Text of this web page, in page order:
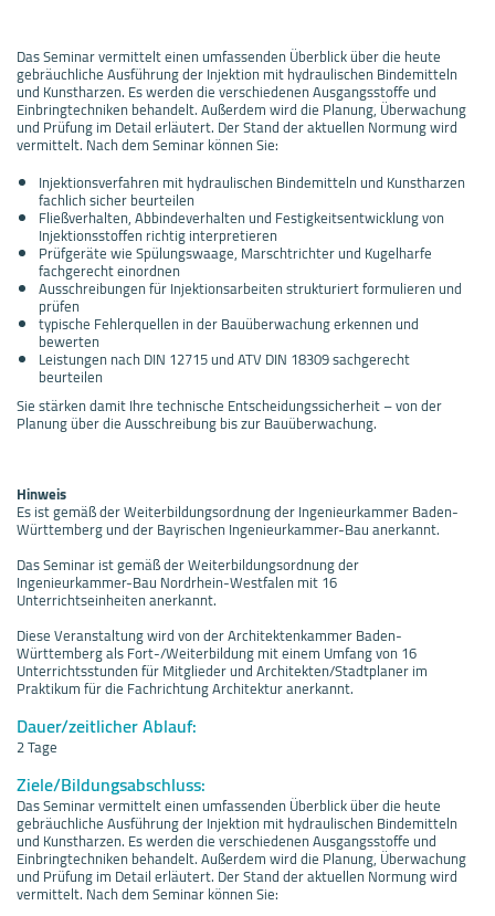
Das Seminar vermittelt einen umfassenden Überblick über die heute
gebräuchliche Ausführung der Injektion mit hydraulischen Bindemitteln
und Kunstharzen. Es werden die verschiedenen Ausgangsstoffe und
Einbringtechniken behandelt. Außerdem wird die Planung, Überwachung
und Prüfung im Detail erläutert. Der Stand der aktuellen Normung wird
vermittelt. Nach dem Seminar können Sie:
Injektionsverfahren mit hydraulischen Bindemitteln und Kunstharzen
fachlich sicher beurteilen
Fließverhalten, Abbindeverhalten und Festigkeitsentwicklung von
Injektionsstoffen richtig interpretieren
Prüfgeräte wie Spülungswaage, Marschtrichter und Kugelharfe
fachgerecht einordnen
Ausschreibungen für Injektionsarbeiten strukturiert formulieren und
prüfen
typische Fehlerquellen in der Bauüberwachung erkennen und
bewerten
Leistungen nach DIN 12715 und ATV DIN 18309 sachgerecht
beurteilen
Sie stärken damit Ihre technische Entscheidungssicherheit – von der
Planung über die Ausschreibung bis zur Bauüberwachung.
Hinweis
Es ist gemäß der Weiterbildungsordnung der Ingenieurkammer Baden-
Württemberg und der Bayrischen Ingenieurkammer-Bau anerkannt.
Das Seminar ist gemäß der Weiterbildungsordnung der
Ingenieurkammer-Bau Nordrhein-Westfalen mit 16
Unterrichtseinheiten anerkannt.
Diese Veranstaltung wird von der Architektenkammer Baden-
Württemberg als Fort-/Weiterbildung mit einem Umfang von 16
Unterrichtsstunden für Mitglieder und Architekten/Stadtplaner im
Praktikum für die Fachrichtung Architektur anerkannt.
Dauer/zeitlicher Ablauf:
2 Tage
Ziele/Bildungsabschluss:
Das Seminar vermittelt einen umfassenden Überblick über die heute
gebräuchliche Ausführung der Injektion mit hydraulischen Bindemitteln
und Kunstharzen. Es werden die verschiedenen Ausgangsstoffe und
Einbringtechniken behandelt. Außerdem wird die Planung, Überwachung
und Prüfung im Detail erläutert. Der Stand der aktuellen Normung wird
vermittelt. Nach dem Seminar können Sie: